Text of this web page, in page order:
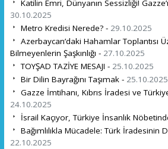
Katilin Emri, Dünyanın Sessizliği!
30.10.2025
Metro Kredisi Nerede? - 29.10.2025
Azerbaycan’daki Hahamlar Toplantısı
Bilmeyenlerin Şaşkınlığı - 27.10.2025
TOYŞAD TAZİYE MESAJI - 25.10.2025
Bir Dilin Bayrağını Taşımak - 25.10.2025
Gazze İmtihanı, Kıbrıs İradesi ve
24.10.2025
İsrail Kaçıyor, Türkiye İnsanlık
Bağımlılıkla Mücadele: Türk İradesinin
22.10.2025